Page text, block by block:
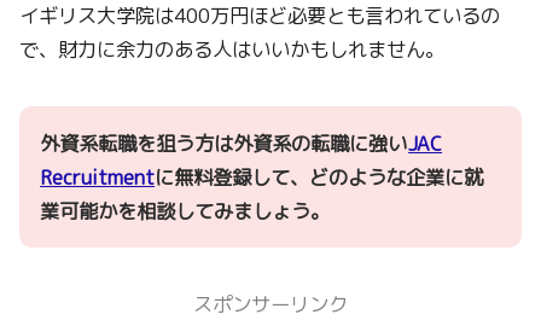
イギリス大学院は400万円ほど必要とも言われているの
で、財力に余力のある人はいいかもしれません。
外資系転職を狙う方は外資系の転職に強いJAC
Recruitmentに無料登録して、どのような企業に就
業可能かを相談してみましょう。
スポンサーリンク